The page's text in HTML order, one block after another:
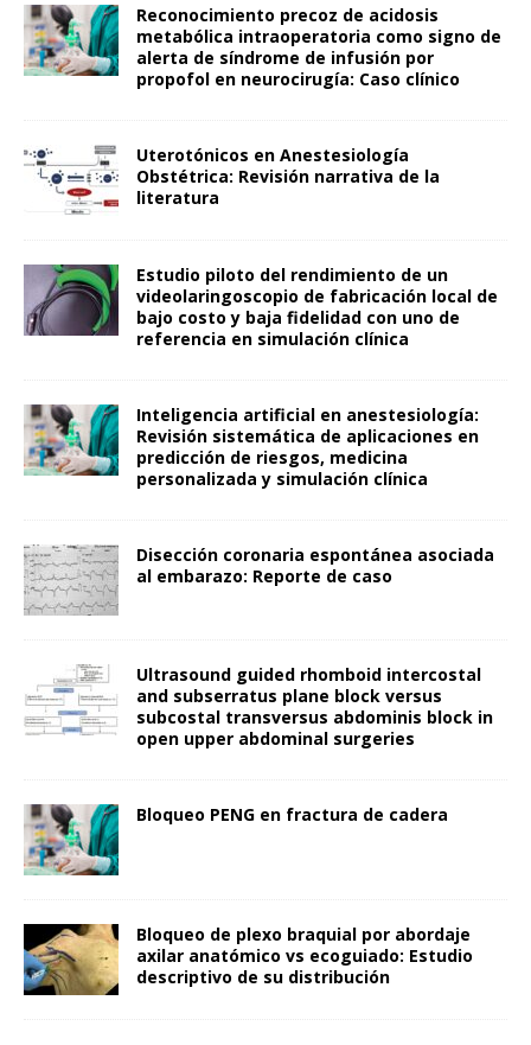
Reconocimiento precoz de acidosis
metabólica intraoperatoria como signo de
alerta de síndrome de infusión por
propofol en neurocirugía: Caso clínico
Uterotónicos en Anestesiología
Obstétrica: Revisión narrativa de la
literatura
Estudio piloto del rendimiento de un
videolaringoscopio de fabricación local de
bajo costo y baja fidelidad con uno de
referencia en simulación clínica
Inteligencia artificial en anestesiología:
Revisión sistemática de aplicaciones en
predicción de riesgos, medicina
personalizada y simulación clínica
Disección coronaria espontánea asociada
al embarazo: Reporte de caso
Ultrasound guided rhomboid intercostal
and subserratus plane block versus
subcostal transversus abdominis block in
open upper abdominal surgeries
Bloqueo PENG en fractura de cadera
Bloqueo de plexo braquial por abordaje
axilar anatómico vs ecoguiado: Estudio
descriptivo de su distribución